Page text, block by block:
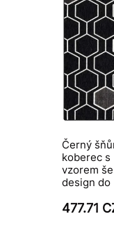
Černý
koberec
vzorem
design do
477.71